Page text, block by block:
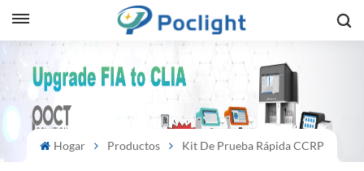
Hogar Productos Kit De Prueba Rápida CCRP